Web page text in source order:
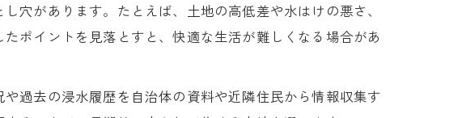
穴があります。たとえば、土地の高低差や水はけの悪さ、
ポイントを見落とすと、快適な生活が難しくなる場合があ
過去の浸水履歴を自治体の資料や近隣住民から情報収集す